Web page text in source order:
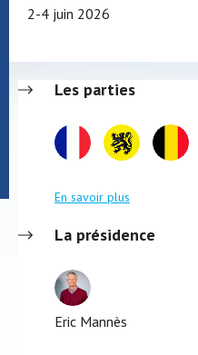
2-4 juin 2026
Les parties
En savoir plus
La présidence
Eric Mannès